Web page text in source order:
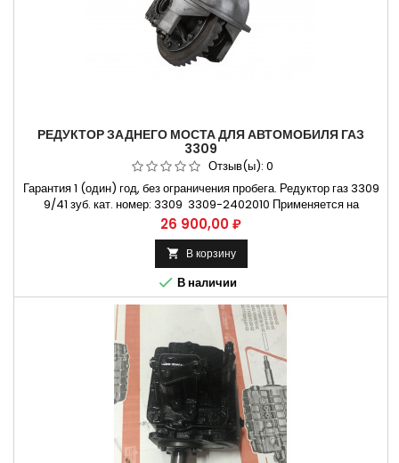
РЕДУКТОР ЗАДНЕГО МОСТА ДЛЯ АВТОМОБИЛЯ ГАЗ
3309
Отзыв(ы): 0
Гарантия 1 (один) год, без ограничения пробега. Редуктор газ 3309
9/41 зуб. кат. номер: 3309 3309-2402010 Применяется на
автомобилях Газ-3309 и их модификациях. Двигатель дизельный
Д245 Не требующая установки коробки передач на СТО. Способы
оплаты Безналичный расчет, оплата банковской картой
Цена
26 900,00 ₽
 В корзину
 В наличии